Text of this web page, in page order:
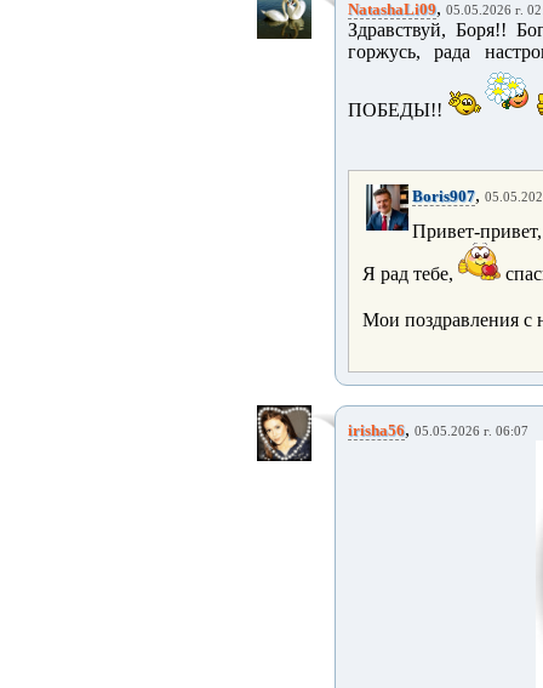
NatashaLi09, 05.05.2026 г.
Здравствуй, Боря!!
горжусь, рада
ПОБЕДЫ!!
Boris907,
Привет-
Я рад тебе,
Мои поздравления
irisha56, 05.05.2026 г. 06:07